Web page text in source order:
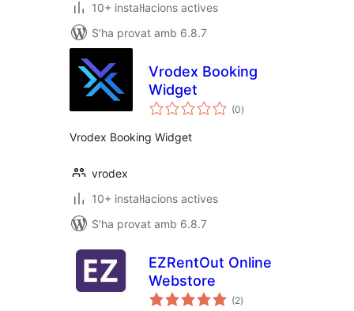
10+ instal·lacions actives
S'ha provat amb 6.8.7
Vrodex Booking
Widget
(0puntuacions
totals
)
Vrodex Booking Widget
vrodex
10+ instal·lacions actives
S'ha provat amb 6.8.7
EZRentOut Online
Webstore
(2puntuacions
totals
)